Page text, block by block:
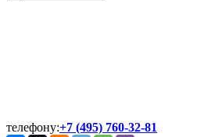
телефону:+7 (495) 760-32-81